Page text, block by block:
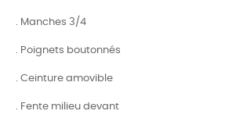
. Manches 3/4
. Poignets boutonnés
. Ceinture amovible
. Fente milieu devant